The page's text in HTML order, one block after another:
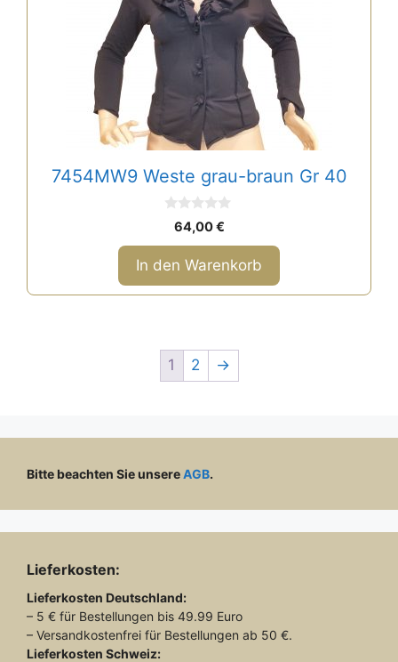
7454MW9 Weste grau-braun Gr 40
o
n
5
64,00€
In den Warenkorb
1 2 →
Bitte beachten Sie unsereAGB.
Lieferkosten:
Lieferkosten Deutschland:
– 5 € für Bestellungen bis 49.99 Euro
– Versandkostenfrei für Bestellungen ab 50 €.
Lieferkosten Schweiz: